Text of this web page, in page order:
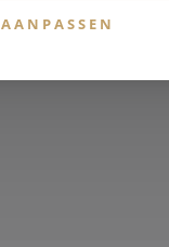
AANPASSEN